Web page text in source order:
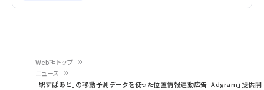
Web担トップ
ニュース
「駅すぱあと」の移動予測データを使った位置情報連動広告「Adgram」提供開